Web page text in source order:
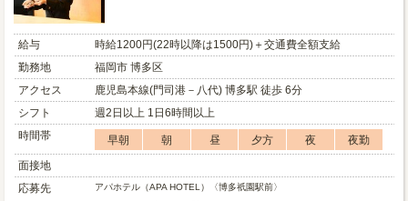
給与
時給1200円(22時以降は1500円)＋交通費全額支給
勤務地
福岡市 博多区
アクセス
鹿児島本線(門司港－八代) 博多駅 徒歩 6分
シフト
週2日以上 1日6時間以上
時間帯
早朝 朝 昼 夕方 夜
夜勤
面接地
応募先
アパホテル（APA HOTEL）〈博多祇園駅前〉